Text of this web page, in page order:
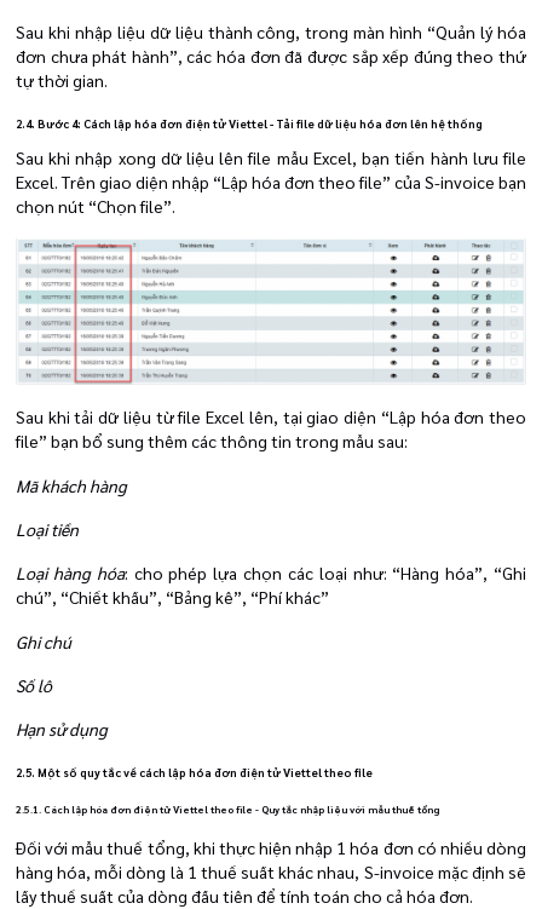
Sau khi nhập liệu dữ liệu thành công, trong màn hình “Quản lý hóa
đơn chưa phát hành”, các hóa đơn đã được sắp xếp đúng theo thứ
tự thời gian.
2.4. Bước 4: Cách lập hóa đơn điện tử Viettel - Tải file dữ liệu hóa đơn lên hệ thống
Sau khi nhập xong dữ liệu lên file mẫu Excel, bạn tiến hành lưu file
Excel. Trên giao diện nhập “Lập hóa đơn theo file” của S-invoice bạn
chọn nút “Chọn file”.
Sau khi tải dữ liệu từ file Excel lên, tại giao diện “Lập hóa đơn theo
file” bạn bổ sung thêm các thông tin trong mẫu sau:
Mã khách hàng
Loại tiền
Loại hàng hóa: cho phép lựa chọn các loại như: “Hàng hóa”, “Ghi
chú”, “Chiết khấu”, “Bảng kê”, “Phí khác”
Ghi chú
Số lô
Hạn sử dụng
2.5. Một số quy tắc về cách lập hóa đơn điện tử Viettel theo file
2.5.1. Cách lập hóa đơn điện tử Viettel theo file - Quy tắc nhập liệu với mẫu thuế tổng
Đối với mẫu thuế tổng, khi thực hiện nhập 1 hóa đơn có nhiều dòng
hàng hóa, mỗi dòng là 1 thuế suất khác nhau, S-invoice mặc định sẽ
lấy thuế suất của dòng đầu tiên để tính toán cho cả hóa đơn.